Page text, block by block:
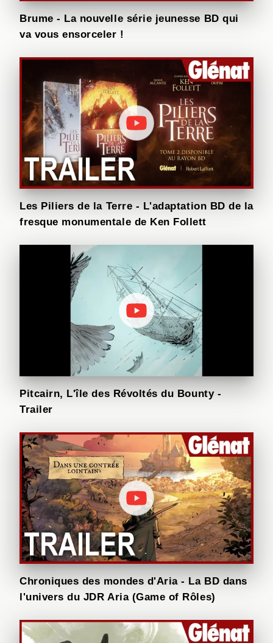
Brume - La nouvelle série jeunesse BD qui
va vous ensorceler !
Les Piliers de la Terre - L'adaptation BD de la
fresque monumentale de Ken Follett
Pitcairn, L'île des Révoltés du Bounty -
Trailer
Chroniques des mondes d'Aria - La BD dans
l'univers du JDR Aria (Game of Rôles)